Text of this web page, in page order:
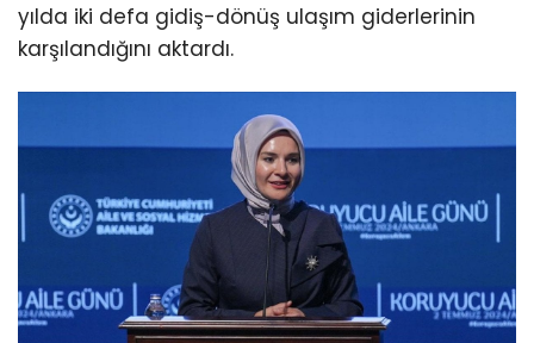
yılda iki defa gidiş-dönüş ulaşım giderlerinin
karşılandığını aktardı.